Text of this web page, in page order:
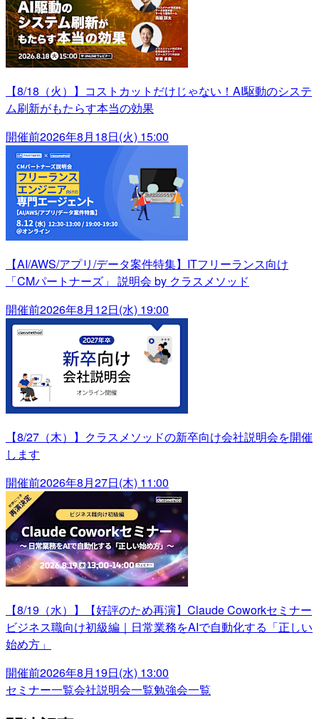
【8/18（火）】コストカットだけじゃない！AI駆動のシステ
ム刷新がもたらす本当の効果
開催前2026年8月18日(火) 15:00
【AI/AWS/アプリ/データ案件特集】ITフリーランス向け
「CMパートナーズ」 説明会 by クラスメソッド
開催前2026年8月12日(水) 19:00
【8/27（木）】クラスメソッドの新卒向け会社説明会を開催
します
開催前2026年8月27日(木) 11:00
【8/19（水）】【好評のため再演】Claude Coworkセミナー
ビジネス職向け初級編｜日常業務をAIで自動化する「正しい
始め方」
開催前2026年8月19日(水) 13:00
セミナー一覧会社説明会一覧勉強会一覧